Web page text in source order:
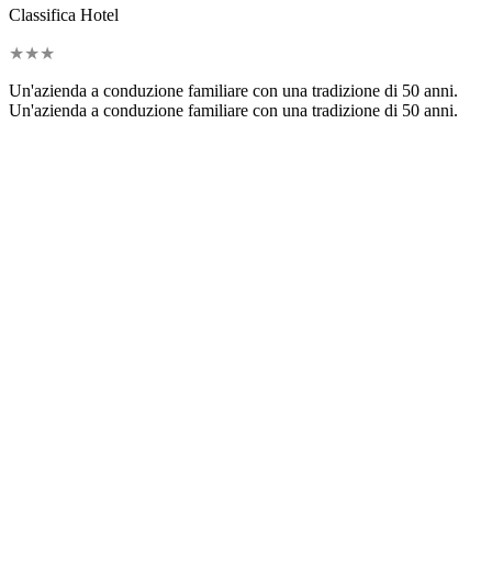
Classifica Hotel
★★★
Un'azienda a conduzione familiare con una tradizione di 50 anni.
Un'azienda a conduzione familiare con una tradizione di 50 anni.